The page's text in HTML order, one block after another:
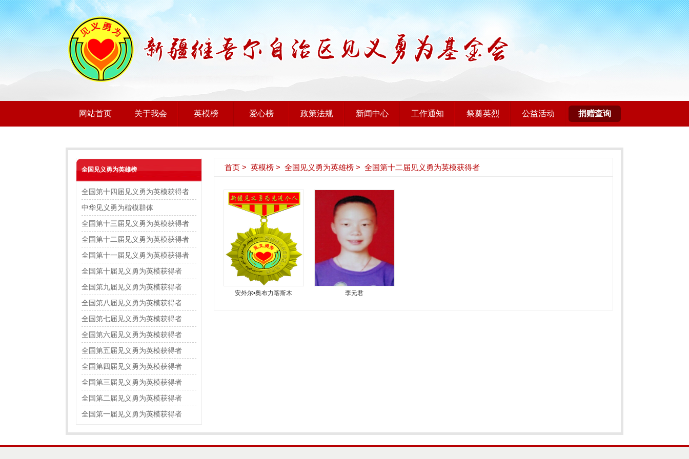
网站首页 关于我会 英模榜 爱心榜 政策法规 新闻中心 工作通知 祭奠英烈 公益活动 捐赠查询
全国见义勇为英雄榜
全国第十四届见义勇为英模获得者
中华见义勇为楷模群体
全国第十三届见义勇为英模获得者
全国第十二届见义勇为英模获得者
全国第十一届见义勇为英模获得者
全国第十届见义勇为英模获得者
全国第九届见义勇为英模获得者
全国第八届见义勇为英模获得者
全国第七届见义勇为英模获得者
全国第六届见义勇为英模获得者
全国第五届见义勇为英模获得者
全国第四届见义勇为英模获得者
全国第三届见义勇为英模获得者
全国第二届见义勇为英模获得者
全国第一届见义勇为英模获得者
首页 > 英模榜 > 全国见义勇为英雄榜 > 全国第十二届见义勇为英模获得者
安外尔•奥布力喀斯木 李元君